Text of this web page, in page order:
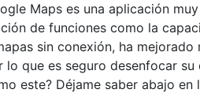
Maps es una aplicación
de funciones como la
sin conexión, ha
lo que es seguro desenfocar
este? Déjame saber abajo en